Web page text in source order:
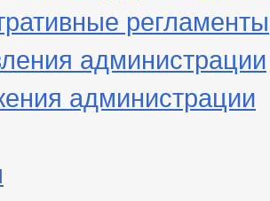
регламенты
администрации
администрации